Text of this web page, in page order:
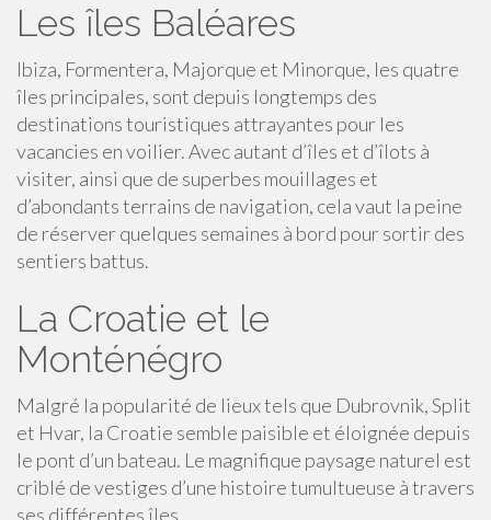
Les îles Baléares
Ibiza, Formentera, Majorque et Minorque, les quatre
îles principales, sont depuis longtemps des
destinations touristiques attrayantes pour les
vacancies en voilier. Avec autant d’îles et d’îlots à
visiter, ainsi que de superbes mouillages et
d’abondants terrains de navigation, cela vaut la peine
de réserver quelques semaines à bord pour sortir des
sentiers battus.
La Croatie et le
Monténégro
Malgré la popularité de lieux tels que Dubrovnik, Split
et Hvar, la Croatie semble paisible et éloignée depuis
le pont d’un bateau. Le magnifique paysage naturel est
criblé de vestiges d’une histoire tumultueuse à travers
ses différentes îles.